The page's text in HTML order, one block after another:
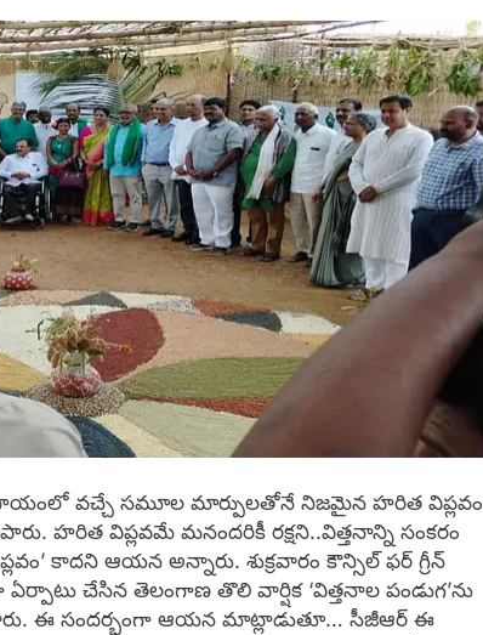
వచ్చే సమూల మార్పులతోనే నిజమైన హరిత విప్లవం
హరిత విప్లవమే మనందరికీ రక్షని..విత్తనాన్ని సంకరం
కాదని ఆయన అన్నారు. శుక్రవారం కౌన్సిల్ ఫర్ గ్రీన్
చేసిన తెలంగాణ తొలి వార్షిక ‘విత్తనాల పండుగ’ను
ఈ సందర్భంగా ఆయన మాట్లాడుతూ… సీజీఆర్ ఈ